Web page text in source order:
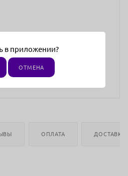
для интернет-магазина и может
магазинах
ОПЛАТА ДОСТАВКА
в приложении?
ОТМЕНА